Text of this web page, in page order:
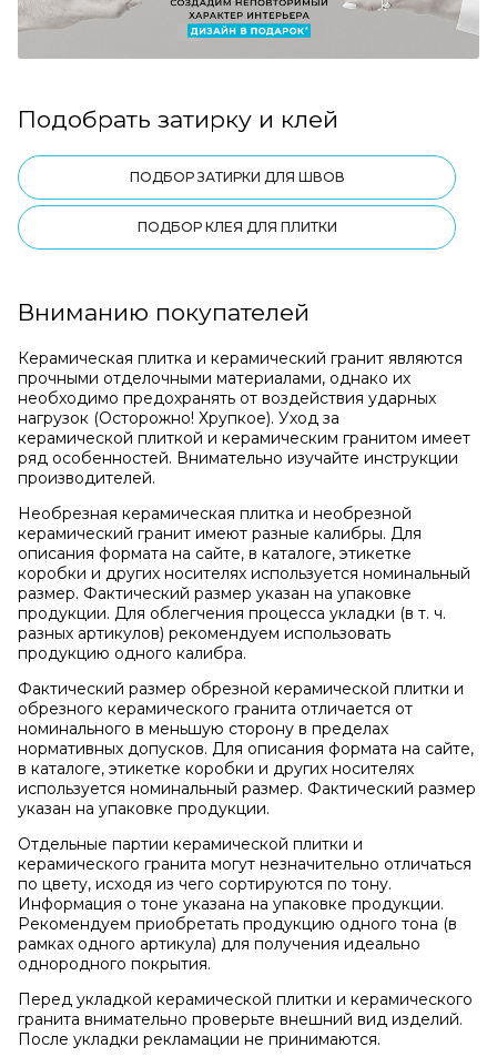
Подобрать затирку и клей
ПОДБОР ЗАТИРКИ ДЛЯ ШВОВ
ПОДБОР КЛЕЯ ДЛЯ ПЛИТКИ
Вниманию покупателей
Керамическая плитка и керамический гранит являются
прочными отделочными материалами, однако их
необходимо предохранять от воздействия ударных
нагрузок (Осторожно! Хрупкое). Уход за
керамической плиткой и керамическим гранитом имеет
ряд особенностей. Внимательно изучайте инструкции
производителей.
Необрезная керамическая плитка и необрезной
керамический гранит имеют разные калибры. Для
описания формата на сайте, в каталоге, этикетке
коробки и других носителях используется номинальный
размер. Фактический размер указан на упаковке
продукции. Для облегчения процесса укладки (в т. ч.
разных артикулов) рекомендуем использовать
продукцию одного калибра.
Фактический размер обрезной керамической плитки и
обрезного керамического гранита отличается от
номинального в меньшую сторону в пределах
нормативных допусков. Для описания формата на сайте,
в каталоге, этикетке коробки и других носителях
используется номинальный размер. Фактический размер
указан на упаковке продукции.
Отдельные партии керамической плитки и
керамического гранита могут незначительно отличаться
по цвету, исходя из чего сортируются по тону.
Информация о тоне указана на упаковке продукции.
Рекомендуем приобретать продукцию одного тона (в
рамках одного артикула) для получения идеально
однородного покрытия.
Перед укладкой керамической плитки и керамического
гранита внимательно проверьте внешний вид изделий.
После укладки рекламации не принимаются.